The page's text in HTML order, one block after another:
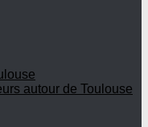
autour de Toulouse